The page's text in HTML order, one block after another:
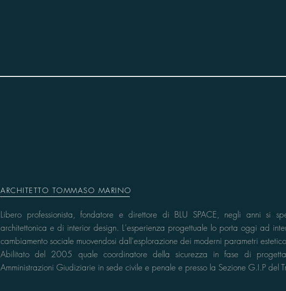
ARCHITETTO TOMMASO MARINO
Libero professionista, fondatore e direttore di BLU SPACE, negli anni si
architettonica e di interior design. L'esperienza progettuale lo porta oggi ad
cambiamento sociale muovendosi dall'esplorazione dei moderni parametri
Abilitato del 2005 quale coordinatore della sicurezza in fase di
Amministrazioni Giudiziarie in sede civile e penale e presso la Sezione G.I.P del